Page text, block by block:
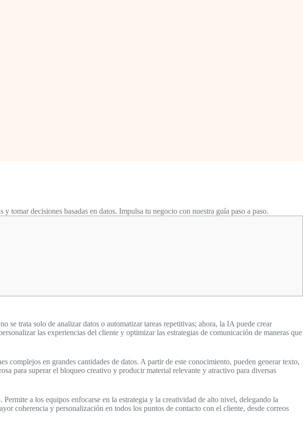
decisiones basadas en datos. Impulsa tu negocio con nuestra guía paso a paso.
se trata solo de analizar datos o automatizar tareas repetitivas; ahora, la IA puede crear
las experiencias del cliente y optimizar las estrategias de comunicación de maneras que
complejos en grandes cantidades de datos. A partir de este conocimiento, pueden generar texto,
para superar el bloqueo creativo y producir material relevante y atractivo para diversas
a los equipos enfocarse en la estrategia y la creatividad de alto nivel, delegando la
coherencia y personalización en todos los puntos de contacto con el cliente, desde correos